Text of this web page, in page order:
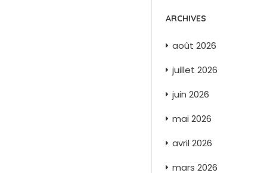
ARCHIVES
août 2026
juillet 2026
juin 2026
mai 2026
avril 2026
mars 2026